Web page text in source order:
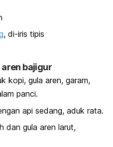
, di-iris tipis
bajigur
kopi, gula aren, garam,
panci.
api sedang, aduk rata.
dan gula aren larut,